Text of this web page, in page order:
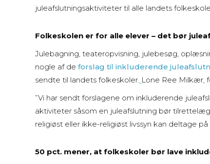
juleafslutningsaktiviteter til alle landets
Folkeskolen er for alle elever – det bør
Julebagning, teateropvisning, julebesøg,
nogle af de forslag til inkluderende
sendte til landets folkeskoler. Lone Ree Milkær,
”Vi har sendt forslagene om inkluderende
aktiviteter såsom en juleafslutning bør
religiøst eller ikke-religiøst livssyn kan deltage
50 pct. mener, at folkeskoler bør lave